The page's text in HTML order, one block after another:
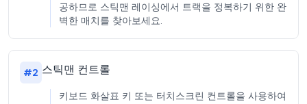
공하므로 스틱맨 레이싱에서 트랙을 정복하기 위한 완
벽한 매치를 찾아보세요.
#2 스틱맨 컨트롤
키보드 화살표 키 또는 터치스크린 컨트롤을 사용하여